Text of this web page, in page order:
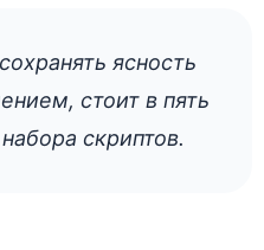
ясность
стоит в пять
скриптов.